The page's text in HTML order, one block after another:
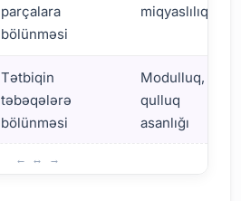
parçalara
bölünməsi
miqyaslılıq
Tətbiqin
təbəqələrə
bölünməsi
Modulluq,
qulluq
asanlığı